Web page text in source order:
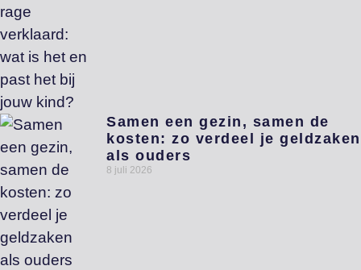
Samen een gezin, samen de
kosten: zo verdeel je geldzaken
als ouders
8 juli 2026